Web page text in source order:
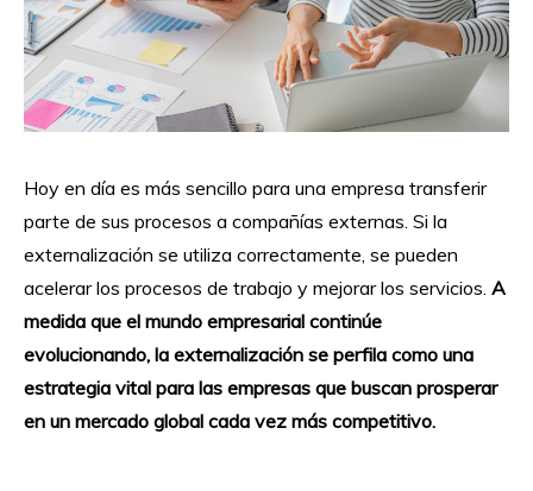
Hoy en día es más sencillo para una empresa transferir
parte de sus procesos a compañías externas. Si la
externalización se utiliza correctamente, se pueden
acelerar los procesos de trabajo y mejorar los servicios. A
medida que el mundo empresarial continúe
evolucionando, la externalización se perfila como una
estrategia vital para las empresas que buscan prosperar
en un mercado global cada vez más competitivo.